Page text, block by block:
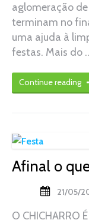
aglomeração
terminam no
uma ajuda à
festas. Mais do
Continue reading
Afinal o
21/05/
O CHICHARRO